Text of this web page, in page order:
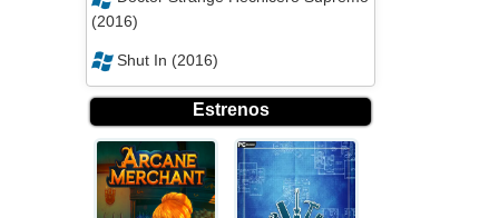
(2016)
Shut In (2016)
Estrenos